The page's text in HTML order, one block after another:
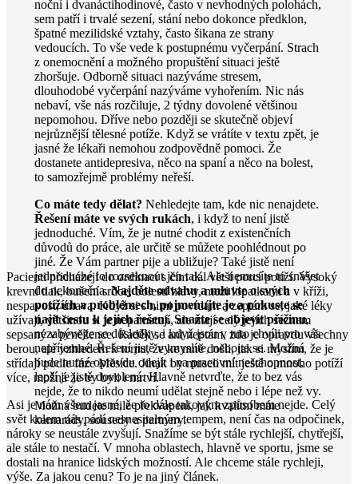
noční i dvanáctihodinové, často v nevhodných polohách,
sem patří i trvalé sezení, stání nebo dokonce předklon,
špatné mezilidské vztahy, často šikana ze strany
vedoucích. To vše vede k postupnému vyčerpání. Strach
z onemocnění a možného propuštění situaci ještě
zhoršuje. Odborně situaci nazýváme stresem,
dlouhodobé vyčerpání nazýváme vyhořením. Nic nás
nebaví, vše nás rozčiluje, 2 týdny dovolené většinou
nepomohou. Dříve nebo později se skutečně objeví
nejrůznější tělesné potíže. Když se vrátíte v textu zpět, je
jasné že lékaři nemohou zodpovědně pomoci. Že
dostanete antidepresiva, něco na spaní a něco na bolest,
to samozřejmě problémy neřeší.
Co máte tedy dělat? Nehledejte tam, kde nic nenajdete.
Řešení máte ve svých rukách, i když to není jistě
jednoduché. Vím, že je nutné chodit z existenčních
důvodů do práce, ale určitě se můžete poohlédnout po
jiné. Že Vám partner pije a ubližuje? Také jistě není
jednoduché to rozseknout jen tak. Ale nemusíte to snášet
do nekonečna.Najděte odvahu a mluvte o svých
potížích a problémech, pojmenujte je a pokuste se
najít cestu k jejich řešení. Snažte se objevit příčinu,
nezabývejte se důsledky, i když jsou v tuto chvíli pro vás
nepříjemné. Řešení jistě vymyslíte, nebojte se. Možná
bude nutné opravdu odejít i na pracovní neschopnost,
lepší je jistě dovolená. Hlavně netvrďte, že to bez vás
nejde, že to nikdo neumí udělat stejně nebo i lépe než vy.
Možná budete mile překvapeni, jak kvalitní máte
kamarády, sousedy a partnery.
Pacienti přicházejí do ordinací s čím dál větší porcí potíží. Vysoký
krevní tlak, bušení srdce, bolesti hlavy, mezi lopatkami a v kříži,
nespavost, únava. Když si s nimi povídám a zeptám se, jaké léky
užívají, většinou si je nepamatují, ale mají celý jejich seznam
sepsaný v peněžence. Raději se ani neptám, zda je opravdu všechny
berou, ale vzhledem k tomu, že ke mně došli, tak si myslím, že je
střídají podle fáze Měsíce. Jinak by museli mít ještě o mnoho potíží
více, možná že by byli i mrtví.
Asi je nám všem jasné, že to dále takovým způsobem nejde. Celý
svět kolem nás pádí nesnesitelným tempem, není čas na odpočinek,
nároky se neustále zvyšují. Snažíme se být stále rychlejší, chytřejší,
ale stále to nestačí. V mnoha oblastech, hlavně ve sportu, jsme se
dostali na hranice lidských možností. Ale chceme stále rychleji,
výše. Za jakou cenu? To je na jiný článek.